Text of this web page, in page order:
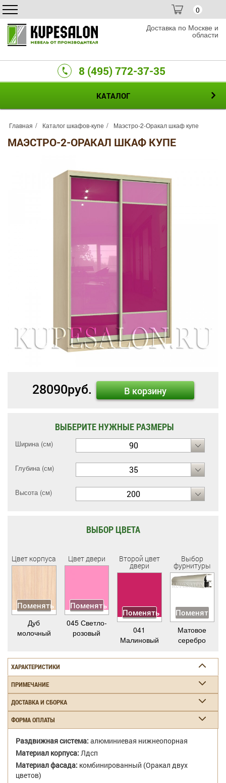
0
Доставка по Москве и
области
8 (495) 772-37-35
КАТАЛОГ
Главная Каталог шкафов-купе Маэстро-2-Оракал шкаф купе
МАЭСТРО-2-ОРАКАЛ ШКАФ КУПЕ
28090руб. В корзину
ВЫБЕРИТЕ НУЖНЫЕ РАЗМЕРЫ
Ширина (см) 90
Глубина (см) 35
Высота (см) 200
ВЫБОР ЦВЕТА
Цвет корпуса
Поменять
Дуб
молочный
Цвет двери
Поменять
045 Светло-
розовый
Второй цвет
двери
Поменять
041
Малиновый
Выбор
фурнитуры
Поменять
Матовое
серебро
ХАРАКТЕРИСТИКИ
ПРИМЕЧАНИЕ
ДОСТАВКА И СБОРКА
ФОРМА ОПЛАТЫ
Раздвижная система: алюминиевая нижнеопорная
Материал корпуса: Лдсп
Материал фасада: комбинированный (Оракал двух
цветов)